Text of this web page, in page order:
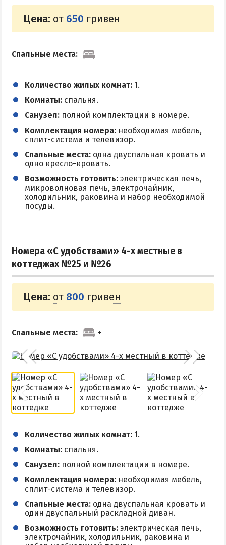
Цена: от 650 гривен
Спальные места:
Количество жилых комнат: 1.
Комнаты: спальня.
Санузел: полной комплектации в номере.
Комплектация номера: необходимая мебель,
сплит-система и телевизор.
Спальные места: одна двуспальная кровать и
одно кресло-кровать.
Возможность готовить: электрическая печь,
микроволновая печь, электрочайник,
холодильник, раковина и набор необходимой
посуды.
Номера «С удобствами» 4-х местные в
коттеджах №25 и №26
Цена: от 800 гривен
Спальные места:
Количество жилых комнат: 1.
Комнаты: спальня.
Санузел: полной комплектации в номере.
Комплектация номера: необходимая мебель,
сплит-система и телевизор.
Спальные места: одна двуспальная кровать и
один двуспальный раскладной диван.
Возможность готовить: электрическая печь,
электрочайник, холодильник, раковина и